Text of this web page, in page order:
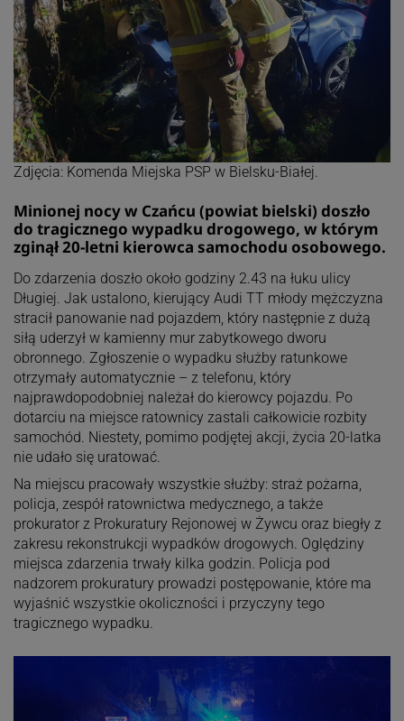
Zdjęcia: Komenda Miejska PSP w Bielsku-Białej.
Minionej nocy w Czańcu (powiat bielski) doszło
do tragicznego wypadku drogowego, w którym
zginął 20-letni kierowca samochodu osobowego.
Do zdarzenia doszło około godziny 2.43 na łuku ulicy
Długiej. Jak ustalono, kierujący Audi TT młody mężczyzna
stracił panowanie nad pojazdem, który następnie z dużą
siłą uderzył w kamienny mur zabytkowego dworu
obronnego. Zgłoszenie o wypadku służby ratunkowe
otrzymały automatycznie – z telefonu, który
najprawdopodobniej należał do kierowcy pojazdu. Po
dotarciu na miejsce ratownicy zastali całkowicie rozbity
samochód. Niestety, pomimo podjętej akcji, życia 20-latka
nie udało się uratować.
Na miejscu pracowały wszystkie służby: straż pożarna,
policja, zespół ratownictwa medycznego, a także
prokurator z Prokuratury Rejonowej w Żywcu oraz biegły z
zakresu rekonstrukcji wypadków drogowych. Oględziny
miejsca zdarzenia trwały kilka godzin. Policja pod
nadzorem prokuratury prowadzi postępowanie, które ma
wyjaśnić wszystkie okoliczności i przyczyny tego
tragicznego wypadku.